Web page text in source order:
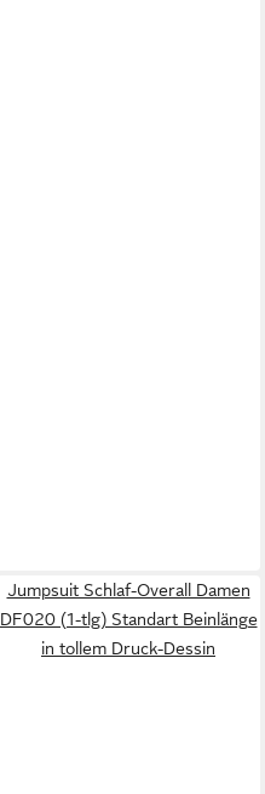
Jumpsuit Schlaf-Overall Damen
DF020 (1-tlg) Standart Beinlänge
in tollem Druck-Dessin